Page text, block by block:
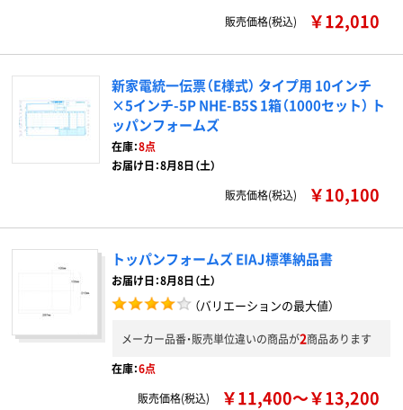
販売価格(税込)
￥12,010
新家電統一伝票（E様式） タイプ用 10インチ
×5インチ-5P NHE-B5S 1箱（1000セット） ト
ッパンフォームズ
在庫：8点
お届け日：8月8日（土）
販売価格(税込)
￥10,100
トッパンフォームズ EIAJ標準納品書
お届け日：8月8日（土）
（バリエーションの最大値）
メーカー品番・販売単位違いの商品が2商品あります
在庫：6点
販売価格(税込)
￥11,400～￥13,200